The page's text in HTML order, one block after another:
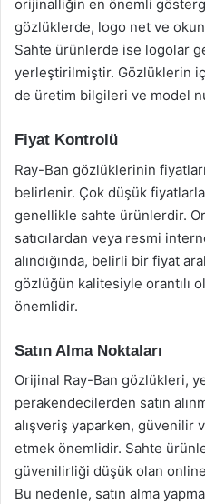
orijinalliğin en önemli
gözlüklerde, logo net ve
Sahte ürünlerde ise logolar
yerleştirilmiştir. Gözlüklerin
de üretim bilgileri ve model
Fiyat Kontrolü
Ray-Ban gözlüklerinin
belirlenir. Çok düşük
genellikle sahte ürünlerdir.
satıcılardan veya resmi
alındığında, belirli bir fiyat
gözlüğün kalitesiyle orantılı
önemlidir.
Satın Alma Noktaları
Orijinal Ray-Ban gözlükleri,
perakendecilerden satın
alışveriş yaparken, güvenilir
etmek önemlidir. Sahte
güvenilirliği düşük olan online
Bu nedenle, satın alma